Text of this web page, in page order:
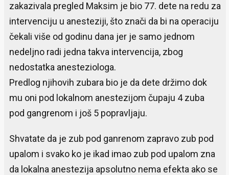
zakazivala pregled Maksim je bio 77. dete na redu za
intervenciju u anesteziji, što znači da bi na operaciju
čekali više od godinu dana jer je samo jednom
nedeljno radi jedna takva intervencija, zbog
nedostatka anesteziologa.
Predlog njihovih zubara bio je da dete držimo dok
mu oni pod lokalnom anestezijom čupaju 4 zuba
pod gangrenom i još 5 popravljaju.
Shvatate da je zub pod ganrenom zapravo zub pod
upalom i svako ko je ikad imao zub pod upalom zna
da lokalna anestezija apsolutno nema efekta ako se